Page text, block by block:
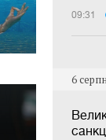
09:31
6